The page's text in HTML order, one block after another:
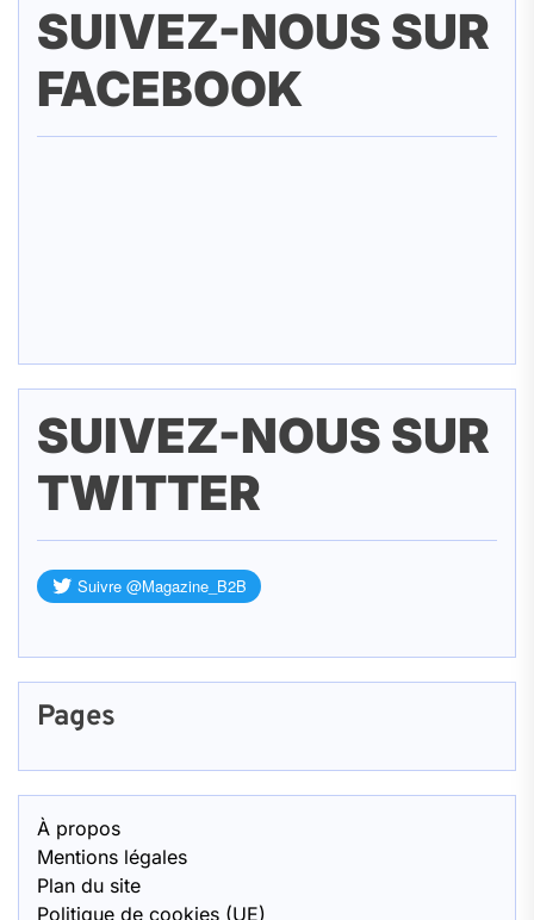
SUIVEZ-NOUS SUR
FACEBOOK
SUIVEZ-NOUS SUR
TWITTER
Pages
À propos
Mentions légales
Plan du site
Politique de cookies (UE)